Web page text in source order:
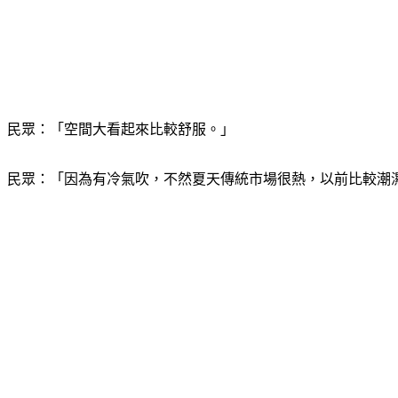
民眾：「空間大看起來比較舒服。」
民眾：「因為有冷氣吹，不然夏天傳統市場很熱，以前比較潮